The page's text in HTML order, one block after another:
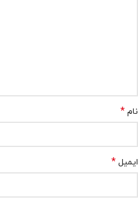
نام *
ایمیل *